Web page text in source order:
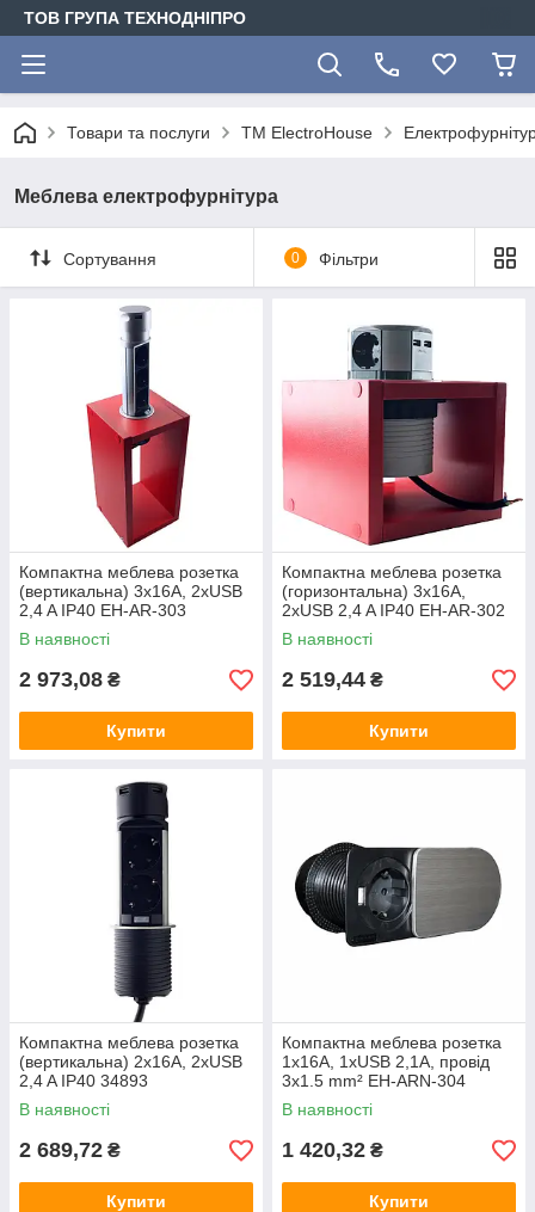
ТОВ ГРУПА ТЕХНОДНІПРО
Товари та послуги ТМ ElectroHouse
Меблева електрофурнітура
Сортування 0 Фільтри
Компактна меблева розетка
(вертикальна) 3х16А, 2хUSB
2,4 A IP40 EH-AR-303
В наявності
2 973,08 ₴
Купити
Компактна меблева розетка
(горизонтальна) 3х16А,
2хUSB 2,4 A IP40 EH-AR-302
В наявності
2 519,44 ₴
Купити
Компактна меблева розетка
(вертикальна) 2х16А, 2хUSB
2,4 A IP40 34893
В наявності
2 689,72 ₴
Купити
Компактна меблева розетка
1x16А, 1xUSB 2,1А, провід
3x1.5 mm² EH-ARN-304
В наявності
1 420,32 ₴
Купити